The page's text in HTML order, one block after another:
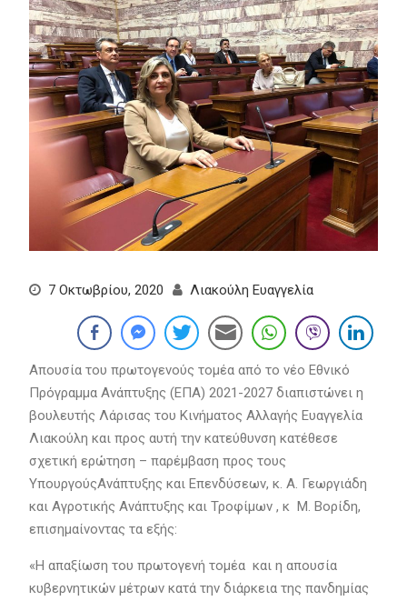
7 Οκτωβρίου, 2020 Λιακούλη Ευαγγελία
Απουσία του πρωτογενούς τομέα από το νέο Εθνικό
Πρόγραμμα Ανάπτυξης (ΕΠΑ) 2021-2027 διαπιστώνει η
βουλευτής Λάρισας του Κινήματος Αλλαγής Ευαγγελία
Λιακούλη και προς αυτή την κατεύθυνση κατέθεσε
σχετική ερώτηση – παρέμβαση προς τους
ΥπουργούςΑνάπτυξης και Επενδύσεων, κ. Α. Γεωργιάδη
και Αγροτικής Ανάπτυξης και Τροφίμων , κ Μ. Βορίδη,
επισημαίνοντας τα εξής:
«Η απαξίωση του πρωτογενή τομέα και η απουσία
κυβερνητικών μέτρων κατά την διάρκεια της πανδημίας